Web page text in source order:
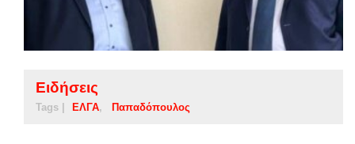
Ειδήσεις
Tags | ΕΛΓΑ Παπαδόπουλος